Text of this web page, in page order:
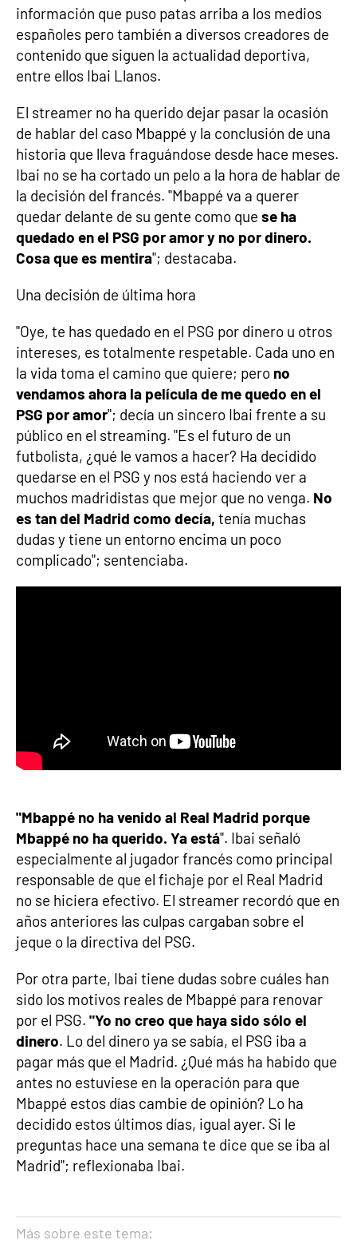
información que puso patas arriba a los medios
españoles pero también a diversos creadores de
contenido que siguen la actualidad deportiva,
entre ellos Ibai Llanos.
El streamer no ha querido dejar pasar la ocasión
de hablar del caso Mbappé y la conclusión de una
historia que lleva fraguándose desde hace meses.
Ibai no se ha cortado un pelo a la hora de hablar de
la decisión del francés. "Mbappé va a querer
quedar delante de su gente como que se ha
quedado en el PSG por amor y no por dinero.
Cosa que es mentira"; destacaba.
Una decisión de última hora
"Oye, te has quedado en el PSG por dinero u otros
intereses, es totalmente respetable. Cada uno en
la vida toma el camino que quiere; pero no
vendamos ahora la película de me quedo en el
PSG por amor"; decía un sincero Ibai frente a su
público en el streaming. "Es el futuro de un
futbolista, ¿qué le vamos a hacer? Ha decidido
quedarse en el PSG y nos está haciendo ver a
muchos madridistas que mejor que no venga. No
es tan del Madrid como decía, tenía muchas
dudas y tiene un entorno encima un poco
complicado"; sentenciaba.
"Mbappé no ha venido al Real Madrid porque
Mbappé no ha querido. Ya está". Ibai señaló
especialmente al jugador francés como principal
responsable de que el fichaje por el Real Madrid
no se hiciera efectivo. El streamer recordó que en
años anteriores las culpas cargaban sobre el
jeque o la directiva del PSG.
Por otra parte, Ibai tiene dudas sobre cuáles han
sido los motivos reales de Mbappé para renovar
por el PSG. "Yo no creo que haya sido sólo el
dinero. Lo del dinero ya se sabía, el PSG iba a
pagar más que el Madrid. ¿Qué más ha habido que
antes no estuviese en la operación para que
Mbappé estos días cambie de opinión? Lo ha
decidido estos últimos días, igual ayer. Si le
preguntas hace una semana te dice que se iba al
Madrid"; reflexionaba Ibai.
Más sobre este tema: